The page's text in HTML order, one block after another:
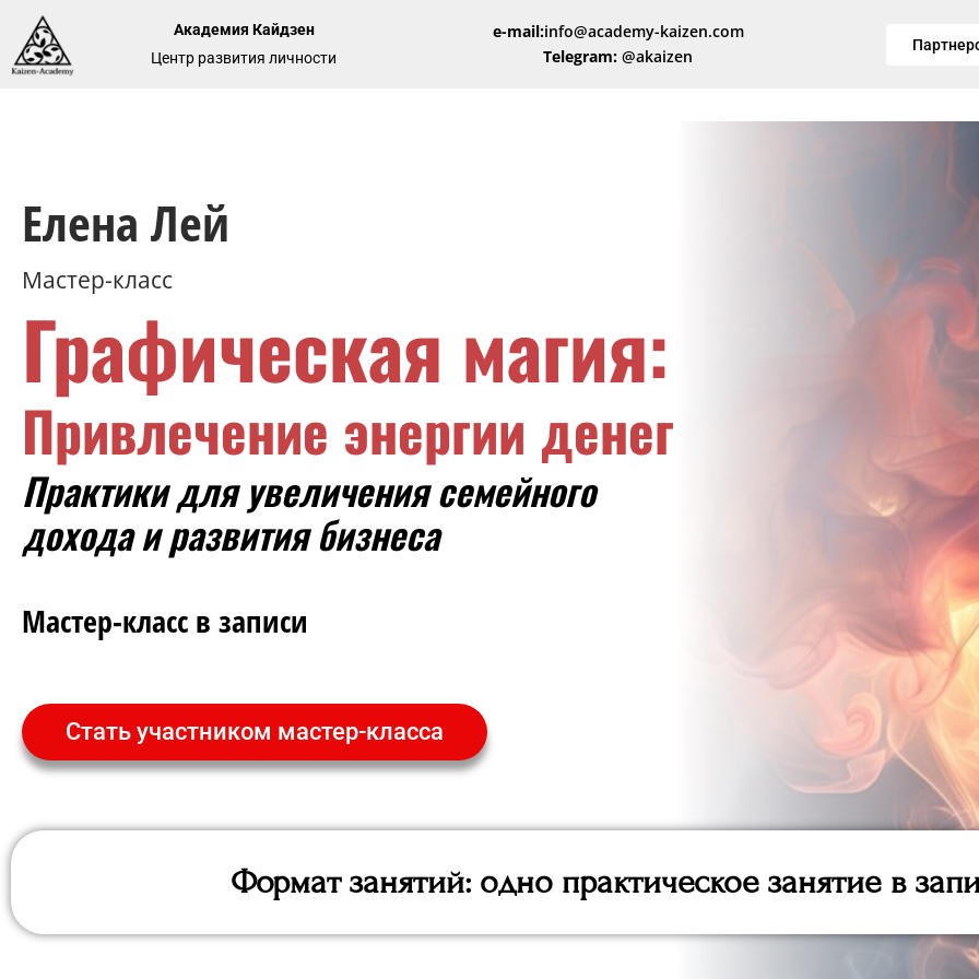
Академия Кайдзен
Центр развития личности
e-mail:info@academy-kaizen.com
Telegram: @akaizen
Елена Лей
Мастер-класс
Графическая магия:
Привлечение энергии денег
Практики для увеличения семейного
дохода и развития бизнеса
Мастер-класс в записи
Стать участником мастер-класса
Формат занятий: одно практическое занятие в